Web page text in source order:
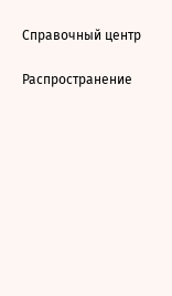
Справочный центр
Распространение